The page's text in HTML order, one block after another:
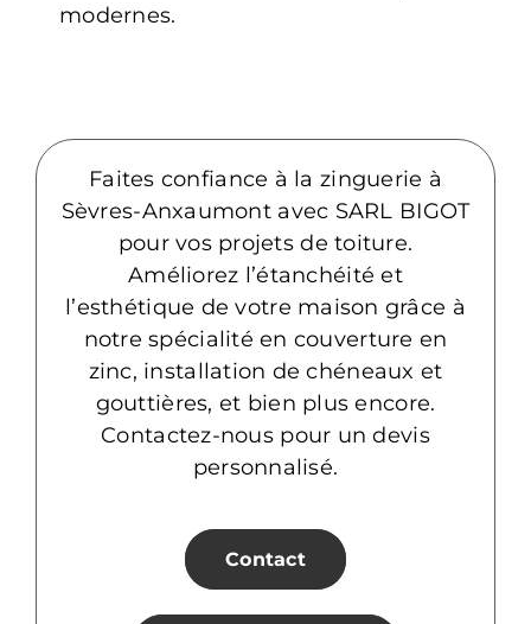
modernes.
Faites confiance à la zinguerie à
Sèvres-Anxaumont avec SARL BIGOT
pour vos projets de toiture.
Améliorez l’étanchéité et
l’esthétique de votre maison grâce à
notre spécialité en couverture en
zinc, installation de chéneaux et
gouttières, et bien plus encore.
Contactez-nous pour un devis
personnalisé.
Contact